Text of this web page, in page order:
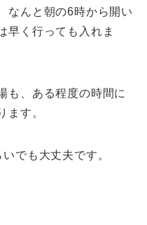
なんと 朝の6時から開い
早く行っても入れま
も、ある程度の時間に
ます。
でも大丈夫です。